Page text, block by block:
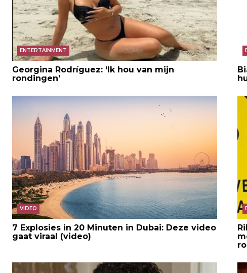
ENTERTAINMENT
Georgina Rodríguez: ‘Ik hou van mijn
rondingen’
VIDEO
7 Explosies in 20 Minuten in Dubai: Deze video
gaat viraal (video)